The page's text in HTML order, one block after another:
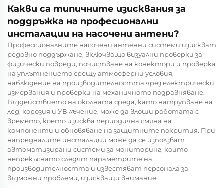
Какви са типичните изисквания за
поддръжка на професионални
инсталации на насочени антени?
Профессионалните насочени антенни системи изискват
редовно поддържане, включващо визуални проверки за
физически повреди, почистване на конектори и проверка
на уплътнението срещу атмосферни условия,
наблюдение на производителността чрез електрически
измервания и проверки на механичното подравняване.
Въздействието на околната среда, като натрупване на
лед, корозия и УВ лъчение, може да влоши работата с
времето, което изисква периодична смяна на
компоненти и обновяване на защитните покрития. При
напредналите инсталации може да се използват
автоматизирани системи за мониторинг, които
непрекъснато следят параметрите на
производителността и известяват персонала за
възможни проблеми, изискващи внимание.